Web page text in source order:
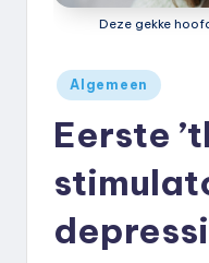
Deze gekke
Geplaatst
in
Algemeen
Eerste